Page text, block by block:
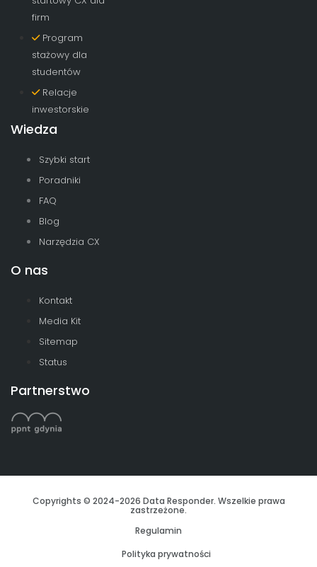
firm
Program
stażowy dla
studentów
Relacje
inwestorskie
Wiedza
Szybki start
Poradniki
FAQ
Blog
Narzędzia CX
O nas
Kontakt
Media Kit
Sitemap
Status
Partnerstwo
Copyrights © 2024-2026 Data Responder. Wszelkie prawa
zastrzeżone.
Regulamin
Polityka prywatności